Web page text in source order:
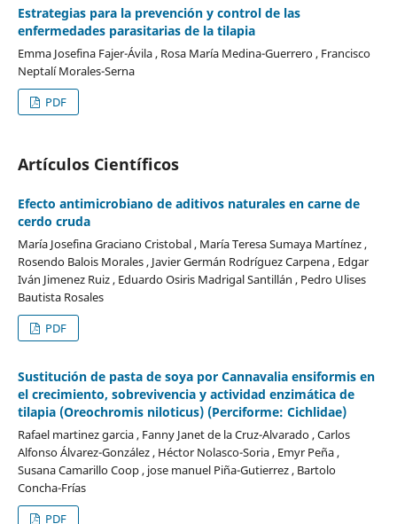
Estrategias para la prevención y control de las
enfermedades parasitarias de la tilapia
Emma Josefina Fajer-Ávila , Rosa María Medina-Guerrero , Francisco
Neptalí Morales-Serna
PDF
Artículos Científicos
Efecto antimicrobiano de aditivos naturales en carne de
cerdo cruda
María Josefina Graciano Cristobal , María Teresa Sumaya Martínez ,
Rosendo Balois Morales , Javier Germán Rodríguez Carpena , Edgar
Iván Jimenez Ruiz , Eduardo Osiris Madrigal Santillán , Pedro Ulises
Bautista Rosales
PDF
Sustitución de pasta de soya por Cannavalia ensiformis en
el crecimiento, sobrevivencia y actividad enzimática de
tilapia (Oreochromis niloticus) (Perciforme: Cichlidae)
Rafael martinez garcia , Fanny Janet de la Cruz-Alvarado , Carlos
Alfonso Álvarez-González , Héctor Nolasco-Soria , Emyr Peña ,
Susana Camarillo Coop , jose manuel Piña-Gutierrez , Bartolo
Concha-Frías
PDF